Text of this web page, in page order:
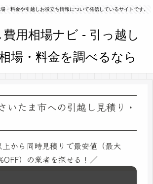
・料金や引越しお役立ち情報について発信しているサイトです。
いたま市への引越し見積り・
から同時見積りで最安値（最大
）の業者を探せる！／